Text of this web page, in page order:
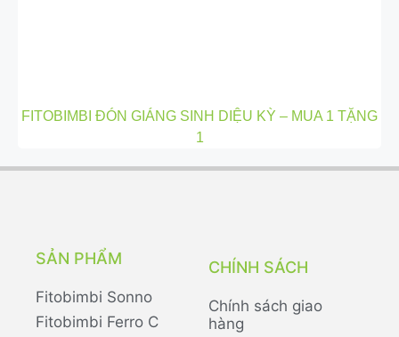
FITOBIMBI ĐÓN GIÁNG SINH DIỆU KỲ – MUA 1 TẶNG
1
SẢN PHẨM
Fitobimbi Sonno
Fitobimbi Ferro C
CHÍNH SÁCH
Chính sách giao
hàng